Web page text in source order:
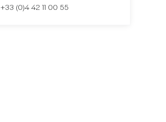
+33 (0)4 42 11 00 55